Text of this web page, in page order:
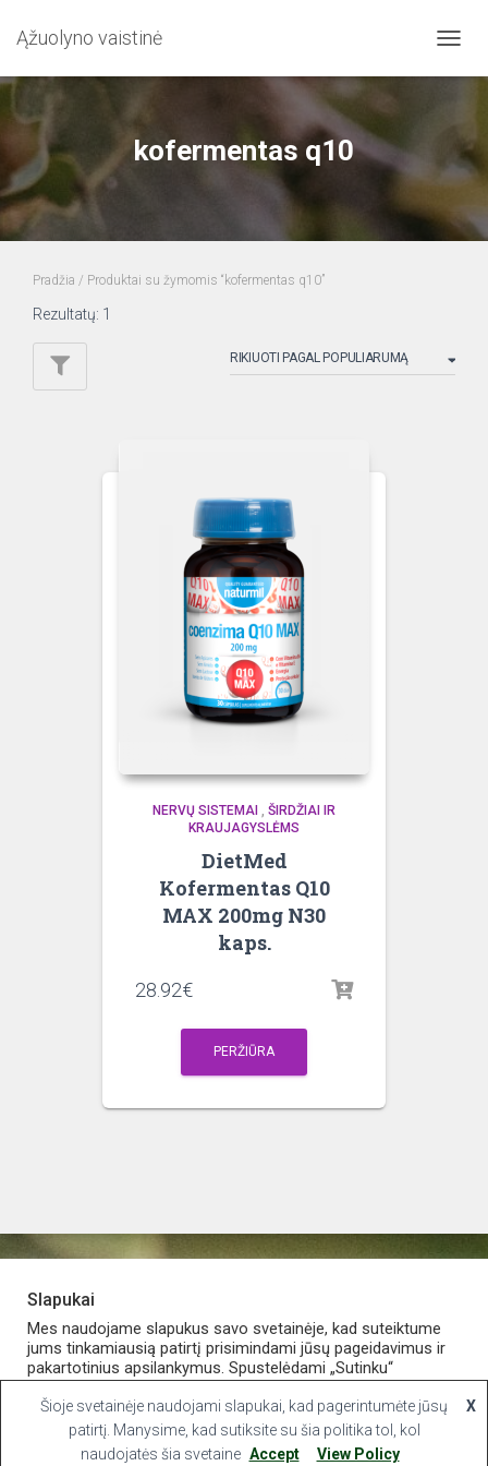
Ąžuolyno vaistinė
kofermentas q10
Pradžia / Produktai su žymomis “kofermentas q10”
Rezultatų: 1
NERVŲ SISTEMAI , ŠIRDŽIAI IR
KRAUJAGYSLĖMS
DietMed
Kofermentas Q10
MAX 200mg N30
kaps.
28.92€
PERŽIŪRA
PARDUOTUVĖ APIE VAISTINĘ MANO PASKYRA
KONTAKTAI
Hestia | Developed byThemeIsle
Slapukai
Mes naudojame slapukus savo svetainėje, kad suteiktume
jums tinkamiausią patirtį prisimindami jūsų pageidavimus ir
pakartotinius apsilankymus. Spustelėdami „Sutinku“
sutinkate naudoti VISUS slapukus.
Slapukų nustatymai Sutinku
Šioje svetainėje naudojami slapukai, kad pagerintumėte jūsų
patirtį. Manysime, kad sutiksite su šia politika tol, kol
naudojatės šia svetaine
X
Accept View Policy